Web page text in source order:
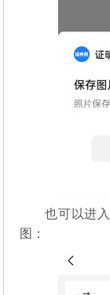
也可以进
图：